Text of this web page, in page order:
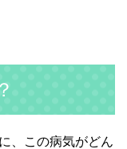
、この病気がどん